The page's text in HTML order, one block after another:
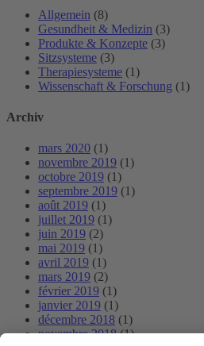
Allgemein (8)
Gesundheit & Medizin (3)
Produkte & Konzepte (3)
Sitzsysteme (3)
Therapiesysteme (1)
Wissenschaft & Forschung (1)
Archiv
mars 2020 (1)
novembre 2019 (1)
octobre 2019 (1)
septembre 2019 (1)
août 2019 (1)
juillet 2019 (1)
juin 2019 (2)
mai 2019 (1)
avril 2019 (1)
mars 2019 (2)
février 2019 (1)
janvier 2019 (1)
décembre 2018 (1)
novembre 2018(1)